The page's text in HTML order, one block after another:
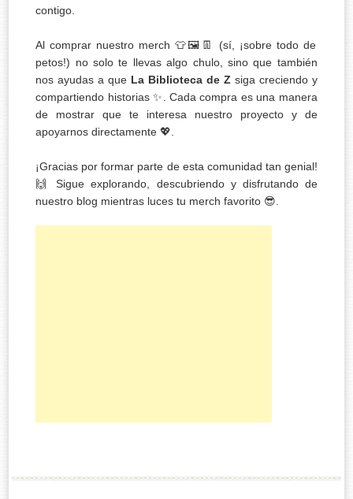
contigo.
Al comprar nuestro merch 👕🖼️👖 (sí, ¡sobre todo de
petos!) no solo te llevas algo chulo, sino que también
nos ayudas a que La Biblioteca de Z siga creciendo y
compartiendo historias ✨. Cada compra es una manera
de mostrar que te interesa nuestro proyecto y de
apoyarnos directamente 💖.
¡Gracias por formar parte de esta comunidad tan genial!
🙌 Sigue explorando, descubriendo y disfrutando de
nuestro blog mientras luces tu merch favorito 😎.